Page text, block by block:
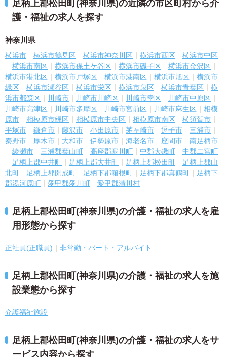
足柄上郡松田町(神奈川県)の近隣の市区町村から介
護・福祉の求人を探す
神奈川県
横浜市 横浜市鶴見区 横浜市神奈川区 横浜市西区
横浜市中区
横浜市南区
横浜市保土ケ谷区 横浜市磯子区
横浜市金沢区
横浜市港北区
横浜市戸塚区 横浜市港南区 横浜市旭区
横浜市
緑区
横浜市瀬谷区 横浜市栄区 横浜市泉区 横浜市青葉区
横
浜市都筑区
川崎市 川崎市川崎区 川崎市幸区
川崎市中原区
川崎市高津区
川崎市多摩区 川崎市宮前区 川崎市麻生区
相模
原市
相模原市緑区 相模原市中央区 相模原市南区
横須賀市
平塚市
鎌倉市 藤沢市 小田原市 茅ヶ崎市 逗子市
三浦市
秦野市
厚木市 大和市 伊勢原市 海老名市 座間市
南足柄市
綾瀬市
三浦郡葉山町 高座郡寒川町 中郡大磯町
中郡二宮町
足柄上郡中井町
足柄上郡大井町 足柄上郡松田町
足柄上郡山
北町
足柄上郡開成町 足柄下郡箱根町 足柄下郡真鶴町
足柄下
郡湯河原町
愛甲郡愛川町 愛甲郡清川村
足柄上郡松田町(神奈川県)の介護・福祉の求人を雇
用形態から探す
正社員(正職員) 非常勤・パート・アルバイト
足柄上郡松田町(神奈川県)の介護・福祉の求人を施
設業態から探す
介護福祉施設
足柄上郡松田町(神奈川県)の介護・福祉の求人をサ
ービス内容から探す